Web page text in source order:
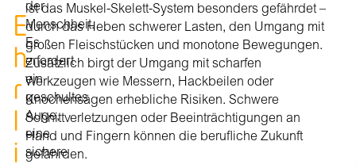
E
h
r
l
i
der
Menschheit.
Es
erfordert
ein
geschultes
Auge,
eine
sichere
ist das Muskel-Skelett-System besonders gefährdet –
durch das Heben schwerer Lasten, den Umgang mit
großen Fleischstücken und monotone Bewegungen.
Zusätzlich birgt der Umgang mit scharfen
Werkzeugen wie Messern, Hackbeilen oder
Knochensägen erhebliche Risiken. Schwere
Schnittverletzungen oder Beeinträchtigungen an
Hand und Fingern können die berufliche Zukunft
gefährden.